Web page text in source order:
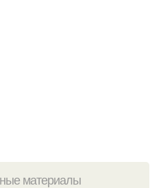
материалы